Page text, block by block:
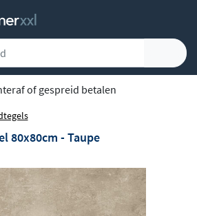
of gespreid betalen
80x80cm - Taupe